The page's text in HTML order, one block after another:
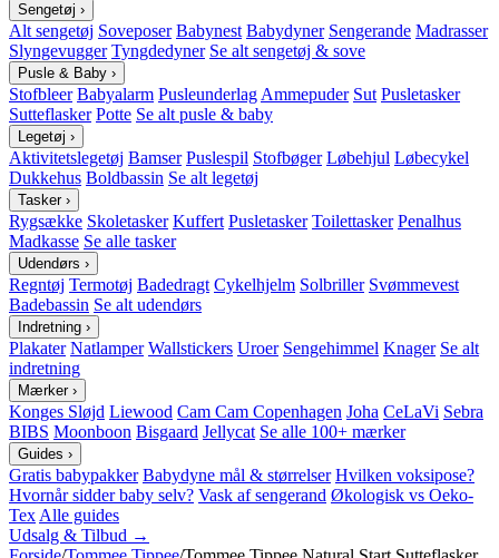
Sengetøj ›
Alt sengetøj Soveposer Babynest Babydyner Sengerande Madrasser
Slyngevugger Tyngdedyner Se alt sengetøj & sove
Pusle & Baby ›
Stofbleer Babyalarm Pusleunderlag Ammepuder Sut Pusletasker
Sutteflasker Potte Se alt pusle & baby
Legetøj ›
Aktivitetslegetøj Bamser Puslespil Stofbøger Løbehjul Løbecykel
Dukkehus Boldbassin Se alt legetøj
Tasker ›
Rygsække Skoletasker Kuffert Pusletasker Toilettasker Penalhus
Madkasse Se alle tasker
Udendørs ›
Regntøj Termotøj Badedragt Cykelhjelm Solbriller Svømmevest
Badebassin Se alt udendørs
Indretning ›
Plakater Natlamper Wallstickers Uroer Sengehimmel Knager Se alt
indretning
Mærker ›
Konges Sløjd Liewood Cam Cam Copenhagen Joha CeLaVi Sebra
BIBS Moonboon Bisgaard Jellycat Se alle 100+ mærker
Guides ›
Gratis babypakker Babydyne mål & størrelser Hvilken voksipose?
Hvornår sidder baby selv? Vask af sengerand Økologisk vs Oeko-
Tex Alle guides
Udsalg & Tilbud →